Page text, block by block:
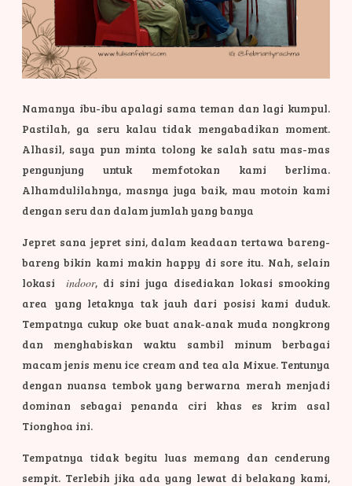
Namanya ibu-ibu apalagi sama teman dan lagi kumpul.
Pastilah, ga seru kalau tidak mengabadikan moment.
Alhasil, saya pun minta tolong ke salah satu mas-mas
pengunjung untuk memfotokan kami berlima.
Alhamdulilahnya, masnya juga baik, mau motoin kami
dengan seru dan dalam jumlah yang banya
Jepret sana jepret sini, dalam keadaan tertawa bareng-
bareng bikin kami makin happy di sore itu. Nah, selain
lokasi indoor, di sini juga disediakan lokasi smooking
area yang letaknya tak jauh dari posisi kami duduk.
Tempatnya cukup oke buat anak-anak muda nongkrong
dan menghabiskan waktu sambil minum berbagai
macam jenis menu ice cream and tea ala Mixue. Tentunya
dengan nuansa tembok yang berwarna merah menjadi
dominan sebagai penanda ciri khas es krim asal
Tionghoa ini.
Tempatnya tidak begitu luas memang dan cenderung
sempit. Terlebih jika ada yang lewat di belakang kami,